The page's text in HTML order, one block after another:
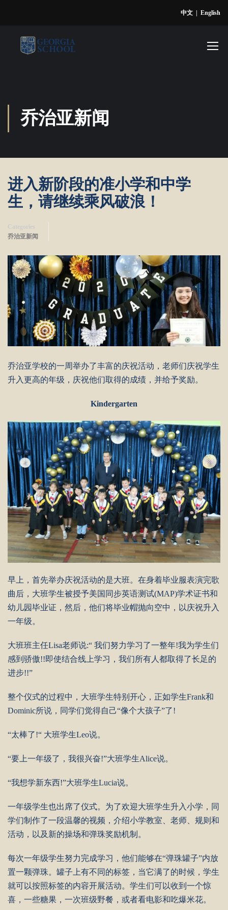
中文 English
乔治亚新闻
进入新阶段的准小学和中学
生，请继续乘风破浪！
Categories
乔治亚新闻
乔治亚学校的一周举办了丰富的庆祝活动，老师们庆祝学生
升入更高的年级，庆祝他们取得的成绩，并给予奖励。
Kindergarten
早上，首先举办庆祝活动的是大班。在身着毕业服表演完歌
曲后，大班学生被授予美国同步英语测试(MAP)学术证书和
幼儿园毕业证，然后，他们将毕业帽抛向空中，以庆祝升入
一年级。
大班班主任Lisa老师说:“ 我们努力学习了一整年!我为学生们
感到骄傲!!即使结合线上学习，我们所有人都取得了长足的
进步!!”
整个仪式的过程中，大班学生特别开心，正如学生Frank和
Dominic所说，同学们觉得自己“像个大孩子”了!
“太棒了!“ 大班学生Leo说。
“要上一年级了，我很兴奋!”大班学生Alice说。
“我想学新东西!”大班学生Lucia说。
一年级学生也出席了仪式。为了欢迎大班学生升入小学，同
学们制作了一段温馨的视频，介绍小学教室、老师、规则和
活动，以及新的操场和弹珠奖励机制。
每次一年级学生努力完成学习，他们能够在“弹珠罐子”内放
置一颗弹珠。罐子上有不同的标签，当它满了的时候，学生
就可以按照标签的内容开展活动。学生们可以收到一个惊
喜，一些糖果，一次班级野餐，或者看电影和吃爆米花。